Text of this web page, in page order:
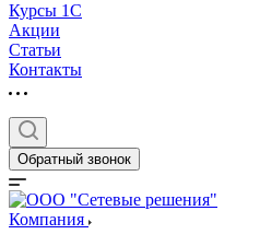
Курсы 1С
Акции
Статьи
Контакты
Обратный звонок
Компания